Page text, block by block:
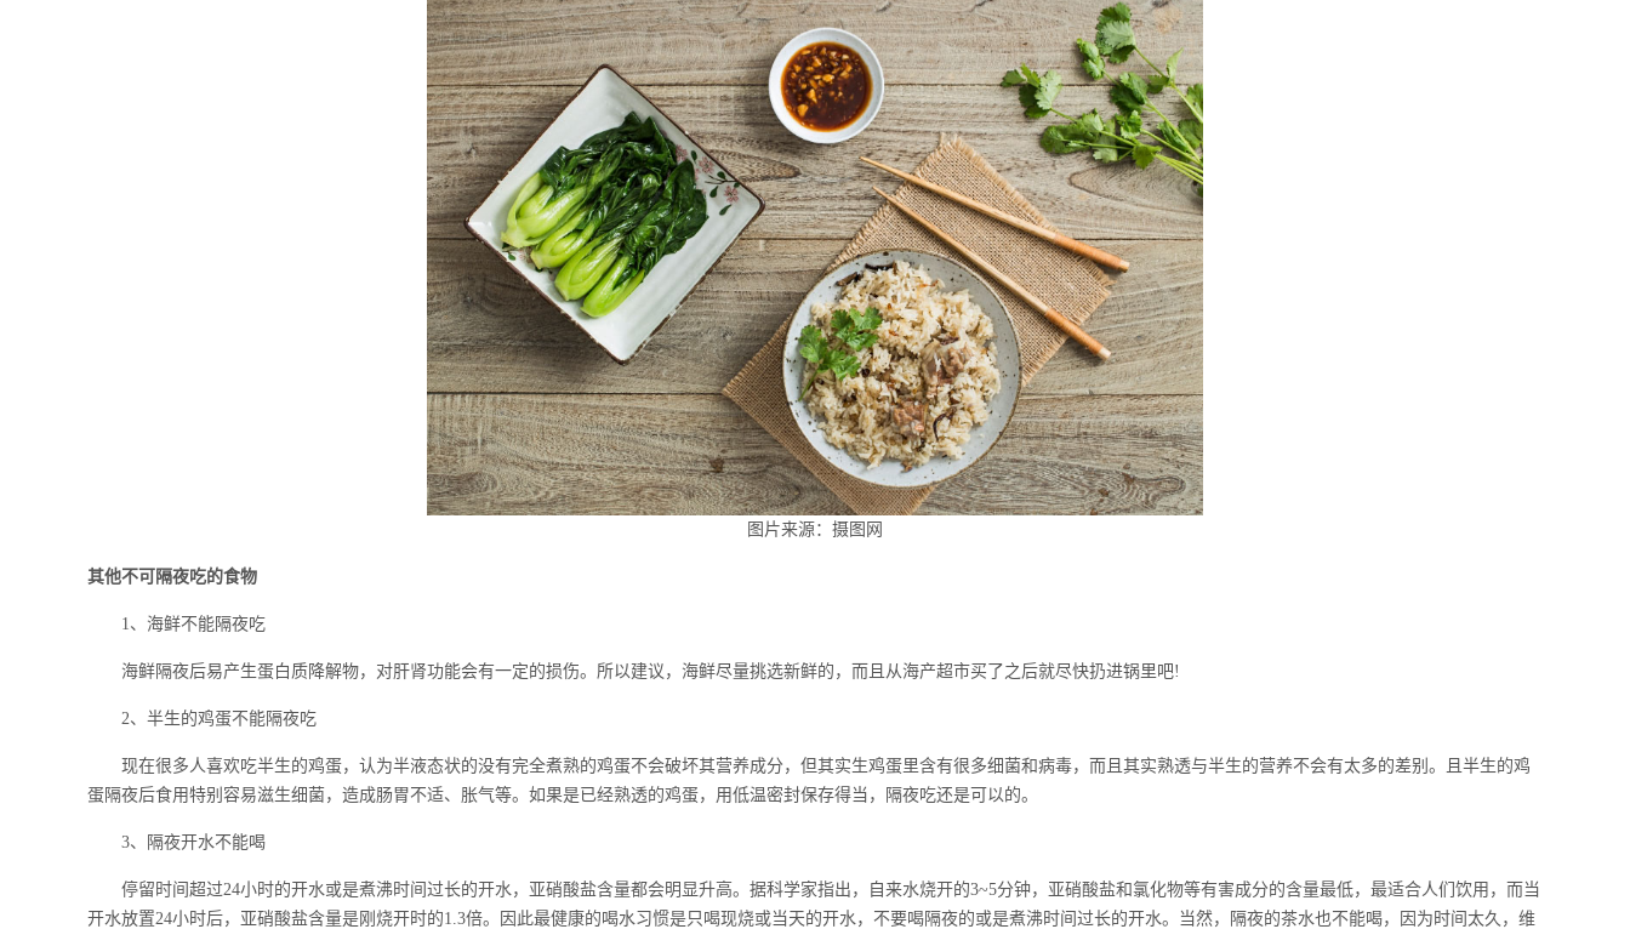
图片来源：摄图网
其他不可隔夜吃的食物
1、海鲜不能隔夜吃
海鲜隔夜后易产生蛋白质降解物，对肝肾功能会有一定的损伤。所以建议，海鲜尽量挑选新鲜的，而且从海产超市买了之后就尽快扔进锅里吧!
2、半生的鸡蛋不能隔夜吃
现在很多人喜欢吃半生的鸡蛋，认为半液态状的没有完全煮熟的鸡蛋不会破坏其营养成分，但其实生鸡蛋里含有很多细菌和病毒，而且其实熟透与半生的营养不会有太多的差别。且半生的鸡
蛋隔夜后食用特别容易滋生细菌，造成肠胃不适、胀气等。如果是已经熟透的鸡蛋，用低温密封保存得当，隔夜吃还是可以的。
3、隔夜开水不能喝
停留时间超过24小时的开水或是煮沸时间过长的开水，亚硝酸盐含量都会明显升高。据科学家指出，自来水烧开的3~5分钟，亚硝酸盐和氯化物等有害成分的含量最低，最适合人们饮用，而当
开水放置24小时后，亚硝酸盐含量是刚烧开时的1.3倍。因此最健康的喝水习惯是只喝现烧或当天的开水，不要喝隔夜的或是煮沸时间过长的开水。当然，隔夜的茶水也不能喝，因为时间太久，维